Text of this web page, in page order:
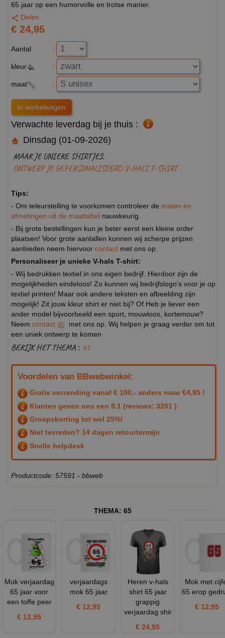
65 jaar op een humorvolle en trotse manier.
Delen
€ 24,95
Aantal :
kleur :
maat :
Verwachte leverdag bij je thuis :
Dinsdag (01-09-2026)
MAAK JE UNIEKE SHIRTJES:
ONTWERP JE GEPERSONALISEERD V-HALS T-SHIRT
Tips:
- Om teleurstelling te voorkomen controleer de maten en
afmetingen uit de maattabel nauwkeurig.
- Bij grote bestellingen kun je beter eerst een kleine order
plaatsen! Voor grote aantallen kunnen wij scherpe prijzen
aanbieden neem hiervoor contact met ons op.
Personaliseer je unieke V-hals T-shirt:
- Wij bedrukken textiel in ons eigen bedrijf. Hierdoor zijn de
mogelijkheden eindeloos! Zo kunnen wij bedrijfslogo's voor je op
textiel printen! Maar ook andere teksten en afbeelding zijn
mogelijk! Zit jouw kleur shirt er niet bij? Of Heb je liever een
ander model bijvoorbeeld een sport, mouwloos, kortemouw?
Neem contact
met ons op. Wij helpen je graag verder om tot
een uniek ontwerp te komen
BEKIJK HET THEMA : 65
Voordelen van BBwebwinkel:
Gratis verzending vanaf € 100,- anders maar €4,95 !
Klanten geven ons een 9.1 (reviews: 3201 )
Groepskorting tot wel 25%!
Niet tevreden? 14 dagen retourtermijn
Snelle helpdesk
Productcode: 57591 - bbweb
THEMA: 65
Mok verjaardag
65 jaar voor
een toffe peer
€ 12,95
verjaardags
mok 65 jaar
€ 12,95
Heren v-hals
shirt 65 jaar
grappig
verjaardag shir
€ 24,95
Mok met
65 erop
€ 12,95